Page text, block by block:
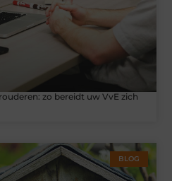
zo bereidt uw VvE zich
BLOG